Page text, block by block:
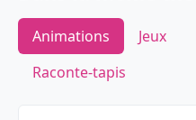
Animations Jeux
Raconte-tapis